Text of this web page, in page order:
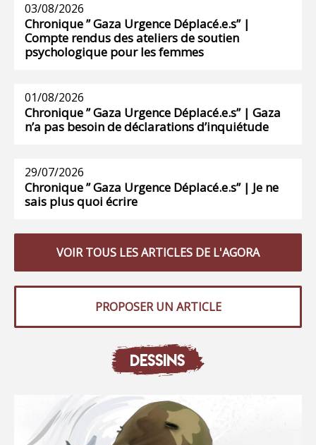
03/08/2026
Chronique ” Gaza Urgence Déplacé.e.s” |
Compte rendus des ateliers de soutien
psychologique pour les femmes
01/08/2026
Chronique ” Gaza Urgence Déplacé.e.s” | Gaza
n’a pas besoin de déclarations d’inquiétude
29/07/2026
Chronique ” Gaza Urgence Déplacé.e.s” | Je ne
sais plus quoi écrire
VOIR TOUS LES ARTICLES DE L'AGORA
PROPOSER UN ARTICLE
DESSINS